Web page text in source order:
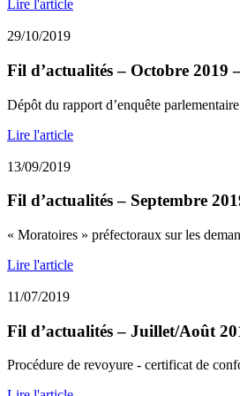
Lire l'article
29/10/2019
Fil d’actualités – Octobre 2019
Dépôt du rapport d’enquête
Lire l'article
13/09/2019
Fil d’actualités – Septembre
« Moratoires » préfectoraux sur les
Lire l'article
11/07/2019
Fil d’actualités – Juillet/Août
Procédure de revoyure - certificat de